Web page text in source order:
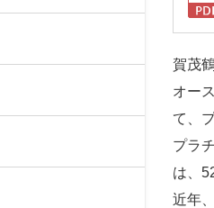
賀茂
オー
て、
プラ
は、
近年